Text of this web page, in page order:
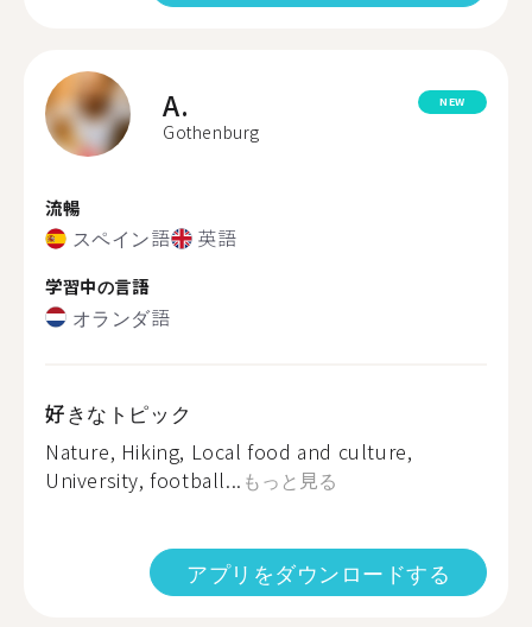
A.
Gothenburg
NEW
流暢
スペイン語 英語
学習中の言語
オランダ語
好きなトピック
Nature, Hiking, Local food and culture,
University, football... もっと見る
アプリをダウンロードする